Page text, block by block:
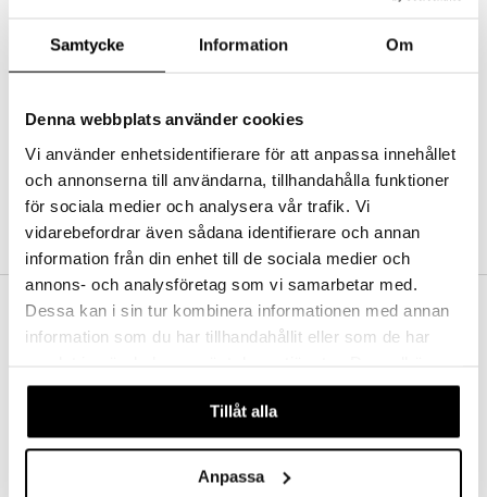
Samtycke Information Om
Denna webbplats använder cookies
Vi använder enhetsidentifierare för att anpassa innehållet
och annonserna till användarna, tillhandahålla funktioner
för sociala medier och analysera vår trafik. Vi
vidarebefordrar även sådana identifierare och annan
information från din enhet till de sociala medier och
annons- och analysföretag som vi samarbetar med.
Dessa kan i sin tur kombinera informationen med annan
information som du har tillhandahållit eller som de har
våra cookies vid fortsatt användande av vår webbplats.
Tillåt alla
Anpassa
Tilauksen tila & historiikki
Kestotilaus
Arvostele tuotteita
Toivelistat
LUO ASIAKAS
ILMAINEN TOIMITUS YLI 50 €
NOPEAT TOIMITUKSET
päivänä
EDULLISET HINNAT